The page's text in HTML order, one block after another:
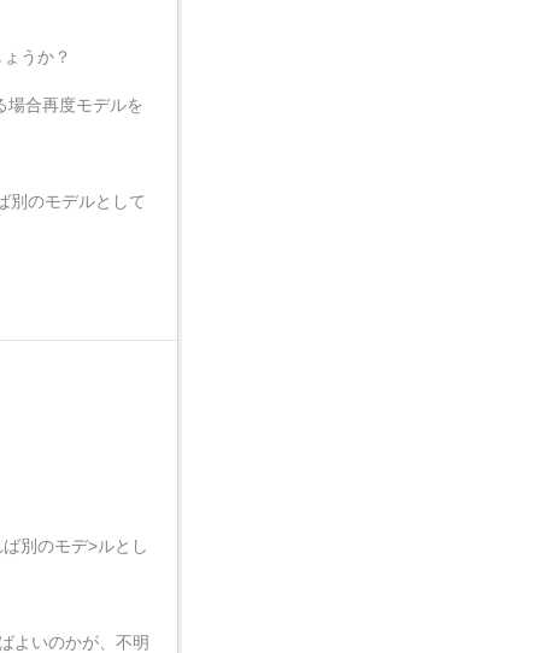
うか？
場合再度モデルを
別のモデルとして
別のモデ>ルとし
よいのかが、不明